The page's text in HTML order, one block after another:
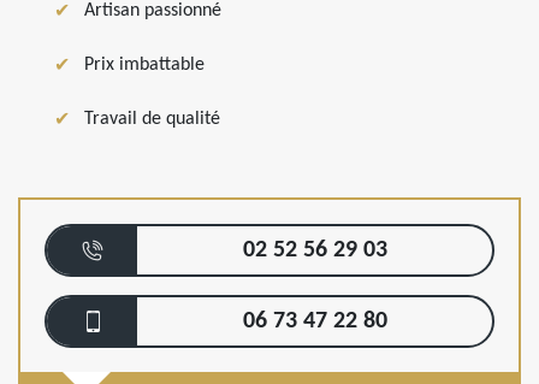
Artisan passionné
Prix imbattable
Travail de qualité
02 52 56 29 03
06 73 47 22 80